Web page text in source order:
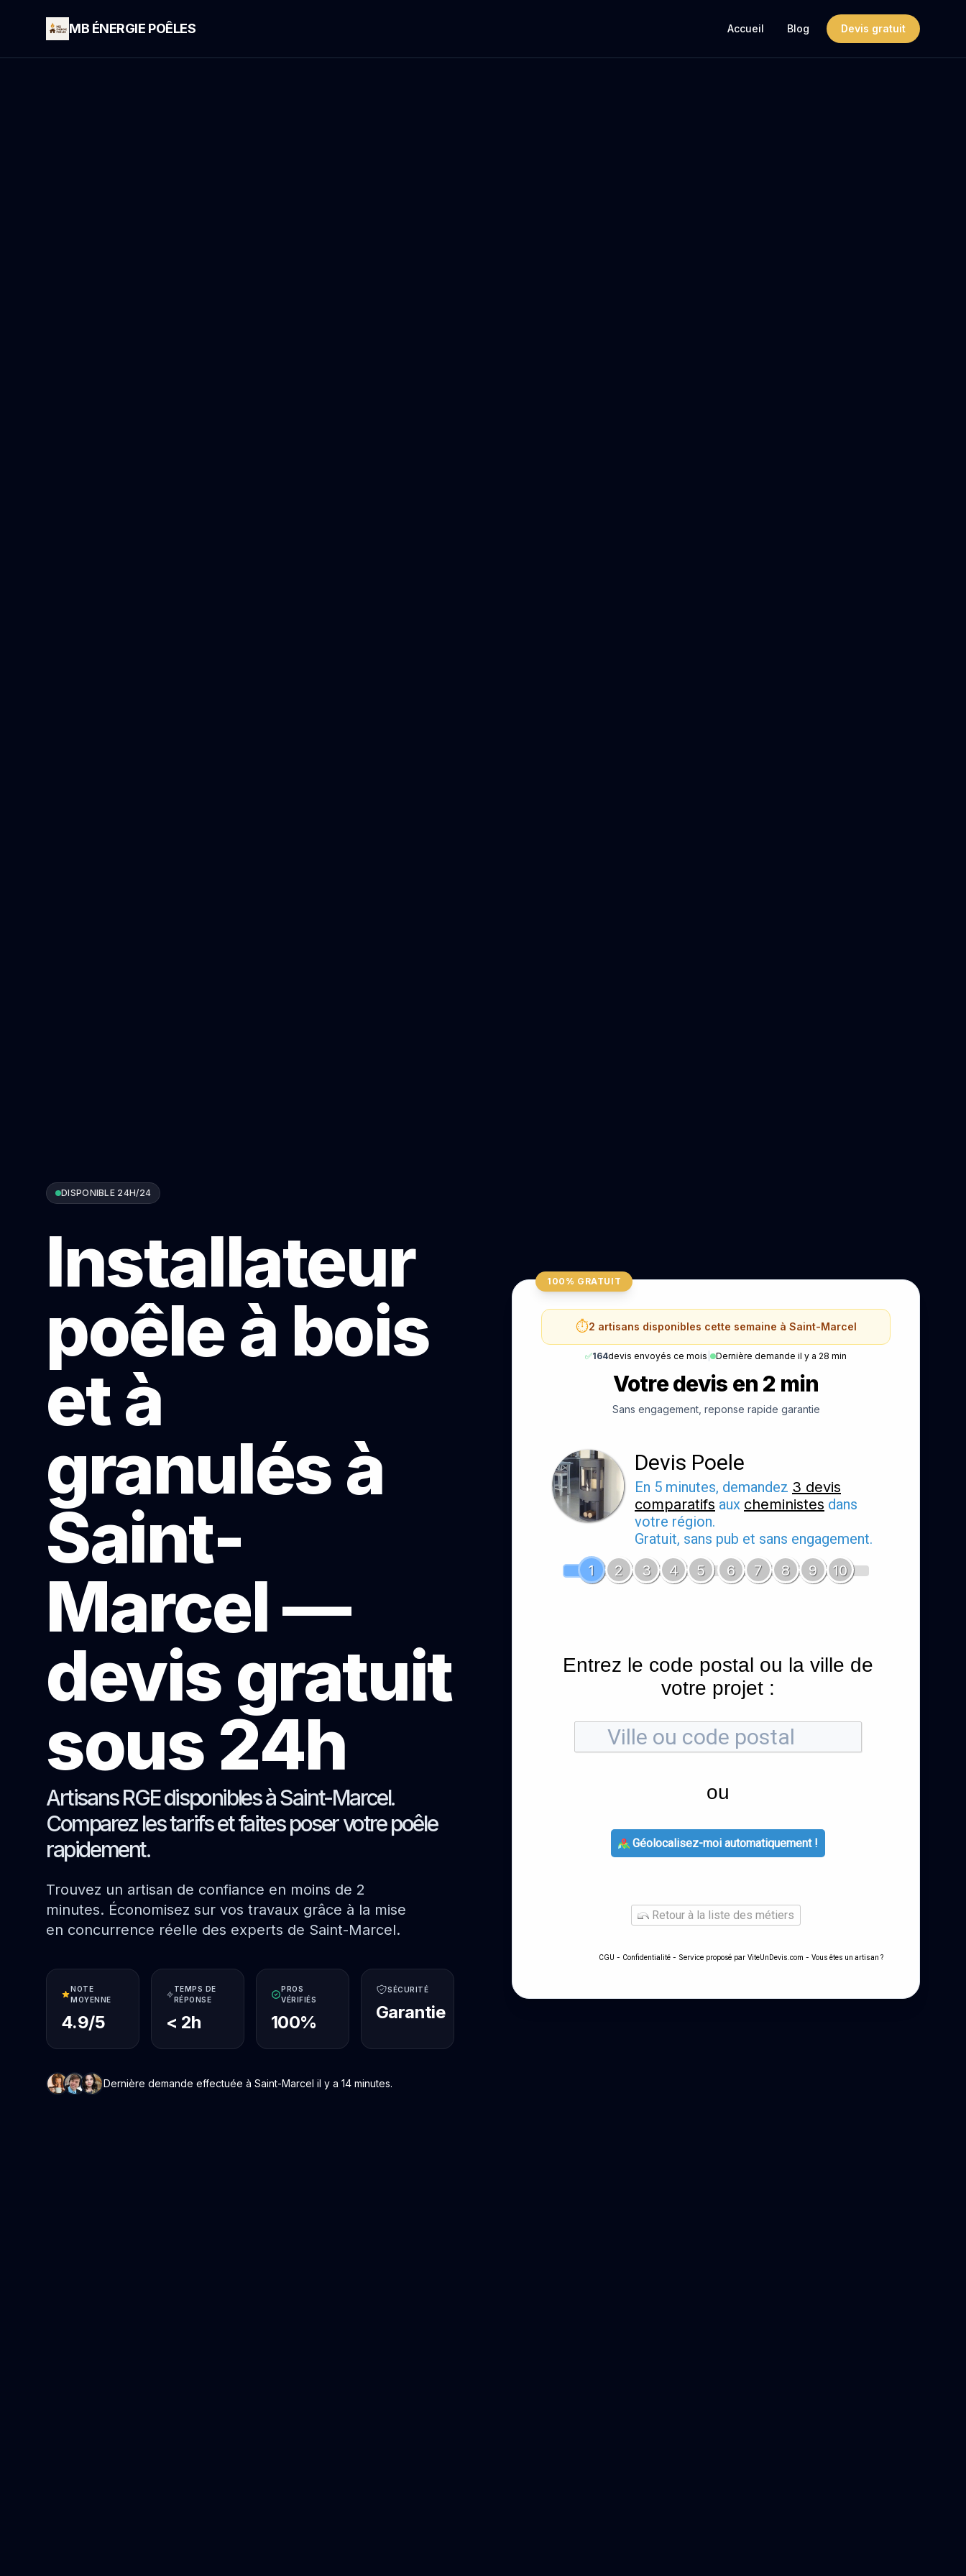
MB ÉNERGIE POÊLES Accueil Blog Devis gratuit
DISPONIBLE 24H/24
Installateur
poêle à bois
et à
granulés à
Saint-
Marcel —
devis gratuit
sous 24h
Artisans RGE disponibles à Saint-Marcel.
Comparez les tarifs et faites poser votre poêle
rapidement.
Trouvez un artisan de confiance en moins de 2
minutes. Économisez sur vos travaux grâce à la mise
en concurrence réelle des experts de Saint-Marcel.
NOTE
MOYENNE
4.9/5
TEMPS DE
RÉPONSE
< 2h
PROS
VÉRIFIÉS
100%
SÉCURITÉ
Garantie
Dernière demande effectuée à Saint-Marcel il y a 14 minutes.
100% GRATUIT
⏱️2 artisans disponibles cette semaine à Saint-Marcel
✅164devis envoyés ce mois Dernière demande il y a 28 min
Votre devis en 2 min
Sans engagement, reponse rapide garantie
Devis Poele
En 5 minutes, demandez 3 devis
comparatifs aux cheministes dans
votre région.
Gratuit, sans pub et sans engagement.
1
2 3 4 5 6 7 8 9 10
Entrez le code postal ou la ville de
votre projet :
ou
Géolocalisez-moi automatiquement !
Retour à la liste des métiers
CGU - Confidentialité - Service proposé par ViteUnDevis.com - Vous êtes un artisan ?